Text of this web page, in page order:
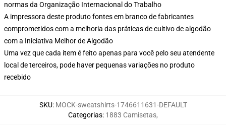
normas da Organização Internacional do Trabalho
A impressora deste produto fontes em branco de fabricantes
comprometidos com a melhoria das práticas de cultivo de algodão
com a Iniciativa Melhor de Algodão
Uma vez que cada item é feito apenas para você pelo seu atendente
local de terceiros, pode haver pequenas variações no produto
recebido
SKU: MOCK-sweatshirts-1746611631-DEFAULT
Categorias: 1883 Camisetas,